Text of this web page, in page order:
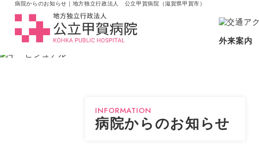
病院からのお知らせ｜地方独立行政法人 公立甲賀病院（滋賀県甲賀市）
外来案内
INFORMATION
病院からのお知らせ